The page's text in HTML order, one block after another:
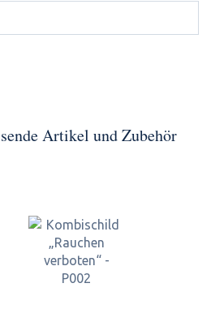
Artikel und Zubehör